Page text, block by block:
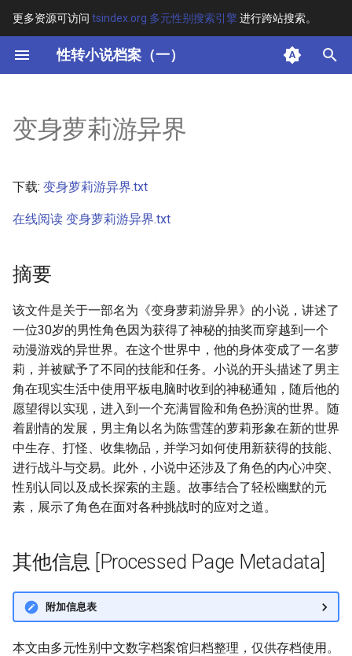
更多资源可访问 tsindex.org 多元性别搜索引擎进行跨站搜索。
性转小说档案（一）
键
开
搜
索
其他信息 [Processed Page
变身萝莉游异界
下载: 变身萝莉游异界.txt
在线阅读 变身萝莉游异界.txt
摘要
该文件是关于一部名为《变身萝莉游异界》的小说，讲述了
一位30岁的男性角色因为获得了神秘的抽奖而穿越到一个
动漫游戏的异世界。在这个世界中，他的身体变成了一名萝
莉，并被赋予了不同的技能和任务。小说的开头描述了男主
角在现实生活中使用平板电脑时收到的神秘通知，随后他的
愿望得以实现，进入到一个充满冒险和角色扮演的世界。随
着剧情的发展，男主角以名为陈雪莲的萝莉形象在新的世界
中生存、打怪、收集物品，并学习如何使用新获得的技能、
进行战斗与交易。此外，小说中还涉及了角色的内心冲突、
性别认同以及成长探索的主题。故事结合了轻松幽默的元
素，展示了角色在面对各种挑战时的应对之道。
其他信息 [Processed Page Metadata]
附加信息表
本文由多元性别中文数字档案馆归档整理，仅供存档使用。